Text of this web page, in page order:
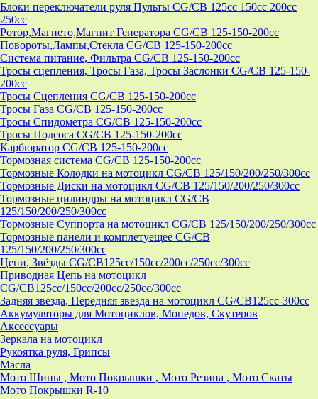
Блоки переключатели руля Пульты CG/CB 125cc 150cc 200cc
250cc
Ротор,Магнето,Магнит Генератора CG/CB 125-150-200cc
Повороты,Лампы,Стекла CG/CB 125-150-200cc
Система питание, Фильтра CG/CB 125-150-200cc
Тросы сцепления, Тросы Газа, Тросы Заслонки CG/CB 125-150-
200cc
Тросы Сцепления CG/CB 125-150-200cc
Тросы Газа CG/CB 125-150-200cc
Тросы Спидометра CG/CB 125-150-200cc
Тросы Подсоса CG/CB 125-150-200cc
Карбюратор CG/CB 125-150-200cc
Тормозная система CG/CB 125-150-200cc
Тормозные Колодки на мотоцикл CG/CB 125/150/200/250/300cc
Тормозные Диски на мотоцикл CG/CB 125/150/200/250/300cc
Тормозные цилиндры на мотоцикл CG/CB
125/150/200/250/300cc
Тормозные Суппорта на мотоцикл CG/CB 125/150/200/250/300cc
Тормозные панели и комплетуещее CG/CB
125/150/200/250/300cc
Цепи, Звёзды CG/CB125cc/150cc/200cc/250cc/300cc
Приводная Цепь на мотоцикл
CG/CB125cc/150cc/200cc/250cc/300cc
Задняя звезда, Передняя звезда на мотоцикл CG/CB125cc-300сс
Аккумуляторы для Мотоциклов, Мопедов, Скутеров
Аксессуары
Зеркала на мотоцикл
Рукоятка руля, Грипсы
Масла
Мото Шины , Мото Покрышки , Мото Резина , Мото Скаты
Мото Покрышки R-10